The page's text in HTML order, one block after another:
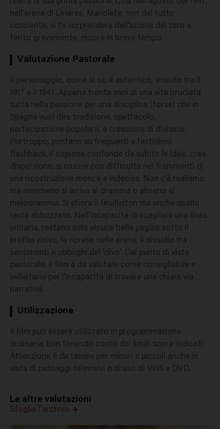
realtà la sua prima passione. Così nell'agosto del 1947,
nell'arena di Linares, Manolete, non del tutto
cosciente, si fa sorprendere dall'azione del toro e,
ferito gravemente, muore in breve tempo.
Valutazione Pastorale
Il personaggio, come si sa, é autentico, vissuto tra il
1917 e il 1947. Appena trenta anni di una vita bruciata
tutta nella passione per una disciplina (forse) che in
Spagna vuol dire tradizione, spettacolo,
partecipazione popolare, e creazione di divismo.
Purtroppo, puntano su frequenti e fastidiosi
flashback, il copione confonde da subito le idee, crea
dispersione, si muove con difficoltà nei frammenti di
una ricostruzione monca e indecisa. Non c'è realismo,
ma nemmeno si arriva al dramma o almeno al
melodramma. Si sfiora il feuilleiton ma anche quello
resta abbozzato. Nell'incapacità di scegliere una linea
unitaria, restano solo alcune belle pagine sotto il
profilo visivo, le riprese nelle arene, il dissidio tra
sentimenti e obblighi del 'divo'. Dal punto di vista
pastorale, il film é da valutare come consigliabile e
velleitario per l'incapacità di trovare una chiara via
narrativa.
Utilizzazione
Il film può essere utilizzato in programmazione
ordinaria, ben tenendo conto dei limiti sopra indicati.
Attenzione é da tenere per minori e piccoli anche in
vista di passaggi televisivi o di uso di VHS e DVD.
Le altre valutazioni
Sfoglia l'archivo